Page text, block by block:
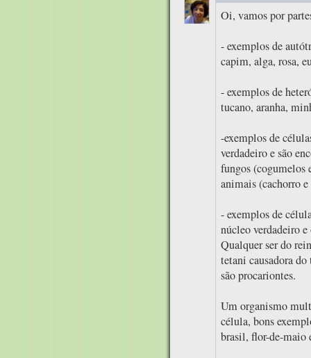
Oi, vamos por
- exemplos de
capim, alga, rosa,
- exemplos de
tucano, aranha,
-exemplos de
verdadeiro e são
fungos (cogumelos
animais (cachorro
- exemplos de
núcleo verdadeiro
Qualquer ser do
tetani causadora
são procariontes.
Um organismo
célula, bons
brasil, flor-de-maio